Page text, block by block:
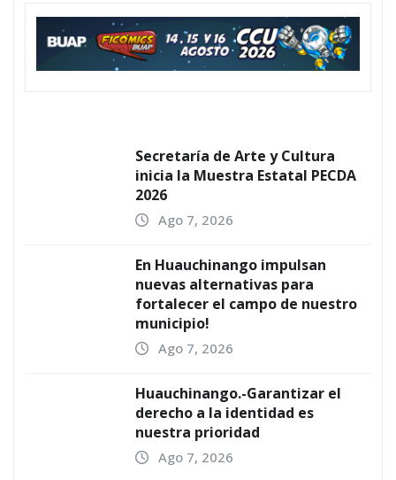
Secretaría de Arte y Cultura
inicia la Muestra Estatal PECDA
2026
Ago 7, 2026
En Huauchinango impulsan
nuevas alternativas para
fortalecer el campo de nuestro
municipio!
Ago 7, 2026
Huauchinango.-Garantizar el
derecho a la identidad es
nuestra prioridad
Ago 7, 2026